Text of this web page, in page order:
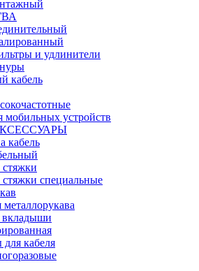
и удлинители
кабель
устройств
кабель
специальные
кабеля